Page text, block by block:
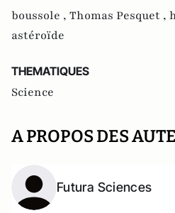
boussole , Thomas Pesquet ,
astéroïde
THEMATIQUES
Science
A PROPOS DES
Futura Sciences